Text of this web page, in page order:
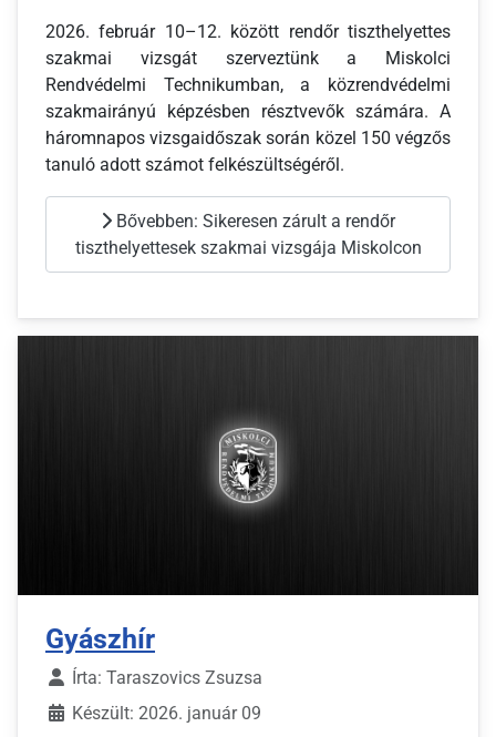
2026. február 10–12. között rendőr tiszthelyettes
szakmai vizsgát szerveztünk a Miskolci
Rendvédelmi Technikumban, a közrendvédelmi
szakmairányú képzésben résztvevők számára. A
háromnapos vizsgaidőszak során közel 150 végzős
tanuló adott számot felkészültségéről.
Bővebben: Sikeresen zárult a rendőr
tiszthelyettesek szakmai vizsgája Miskolcon
Gyászhír
Írta: Taraszovics Zsuzsa
Készült: 2026. január 09